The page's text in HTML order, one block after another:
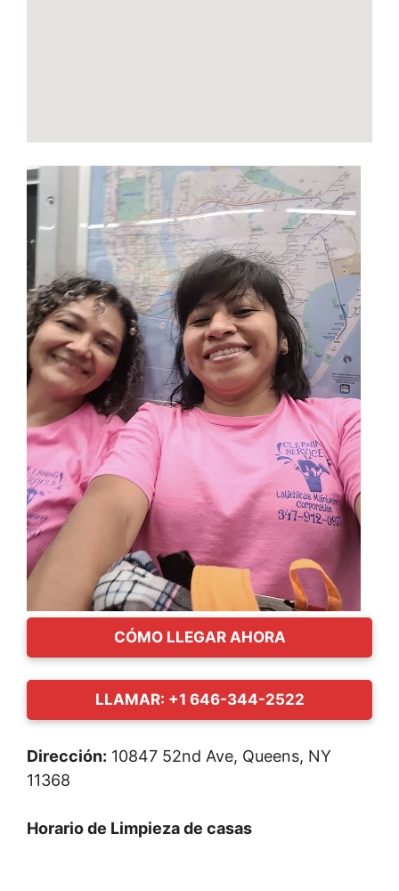
CÓMO LLEGAR AHORA
LLAMAR: +1 646-344-2522
Dirección: 10847 52nd Ave, Queens, NY
11368
Horario de Limpieza de casas